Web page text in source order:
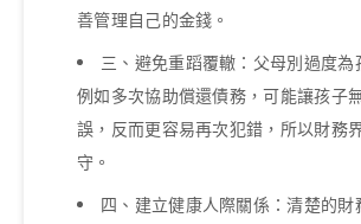
善管理自己的金錢。
三、避免重蹈覆轍：父母別過度為
例如多次協助償還債務，可能讓孩子
誤，反而更容易再次犯錯，所以財務
守。
四、建立健康人際關係：清楚的財